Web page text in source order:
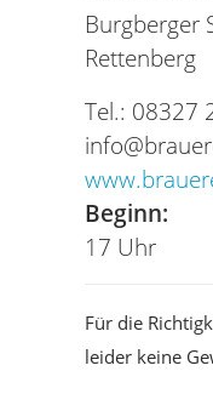
Burgberger
Rettenberg
Tel.: 08327
Beginn:
17 Uhr
Für die
leider keine